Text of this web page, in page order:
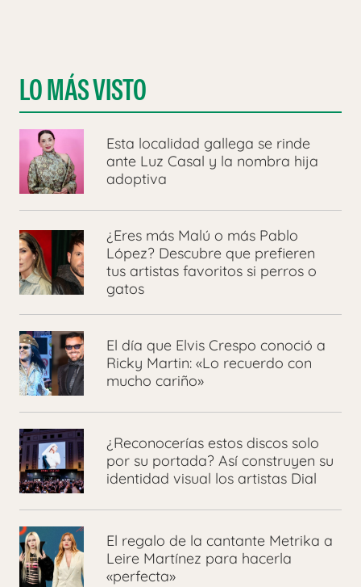
LO MÁS VISTO
Esta localidad gallega se rinde
ante Luz Casal y la nombra hija
adoptiva
¿Eres más Malú o más Pablo
López? Descubre que prefieren
tus artistas favoritos si perros o
gatos
El día que Elvis Crespo conoció a
Ricky Martin: «Lo recuerdo con
mucho cariño»
¿Reconocerías estos discos solo
por su portada? Así construyen su
identidad visual los artistas Dial
El regalo de la cantante Metrika a
Leire Martínez para hacerla
«perfecta»